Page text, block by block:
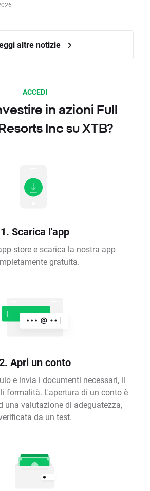
altre notizie
ACCEDI
in azioni Full
Inc su XTB?
1. Scarica l'app
store e scarica la nostra app
gratuita.
Apri un conto
e invia i documenti necessari, il
formalità. L'apertura di un conto è
una valutazione di adeguatezza,
da un test.